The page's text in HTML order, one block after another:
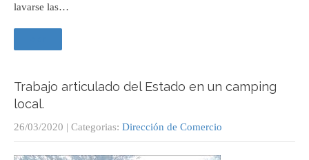
lavarse las…
Trabajo articulado del Estado en un camping
local.
26/03/2020 | Categorias: Dirección de Comercio